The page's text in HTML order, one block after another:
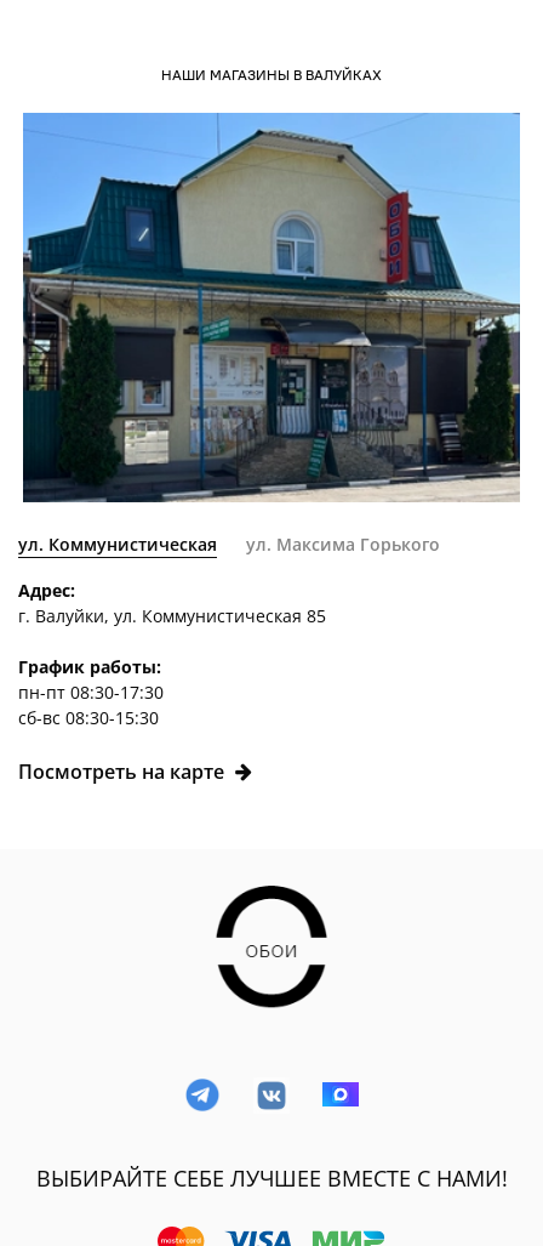
НАШИ МАГАЗИНЫ В ВАЛУЙКАХ
ул. Коммунистическая ул. Максима Горького
Адрес:
г. Валуйки, ул. Коммунистическая 85
График работы:
пн-пт 08:30-17:30
сб-вс 08:30-15:30
Посмотреть на карте
ВЫБИРАЙТЕ СЕБЕ ЛУЧШЕЕ ВМЕСТЕ С НАМИ!